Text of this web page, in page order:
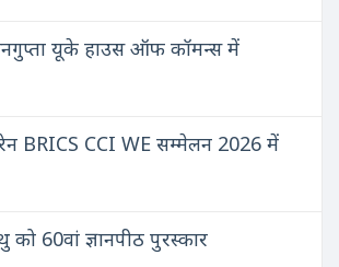
यूके हाउस ऑफ कॉमन्स में
BRICS CCI WE सम्मेलन 2026 में
60वां ज्ञानपीठ पुरस्कार